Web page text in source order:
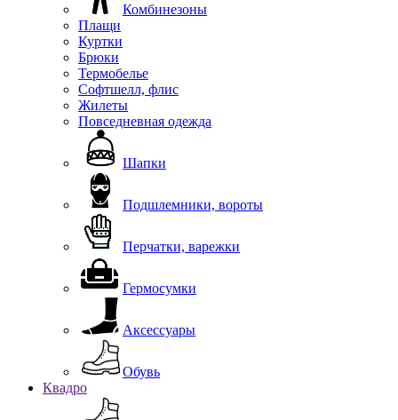
Комбинезоны
Плащи
Куртки
Брюки
Термобелье
Софтшелл, флис
Жилеты
Повседневная одежда
Шапки
Подшлемники, вороты
Перчатки, варежки
Гермосумки
Аксессуары
Обувь
Квадро